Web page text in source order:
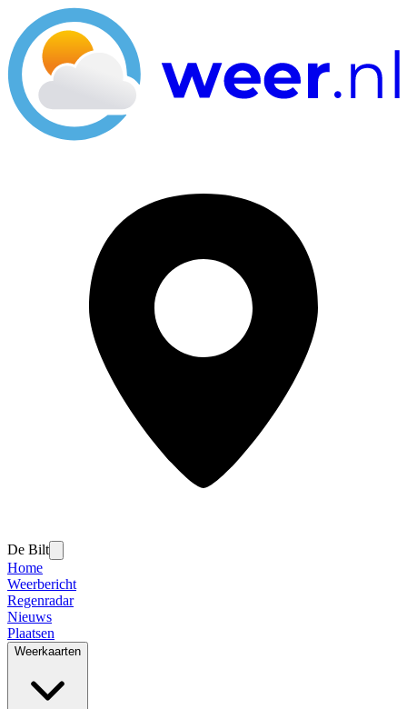
De Bilt
Home
Weerbericht
Regenradar
Nieuws
Plaatsen
Weerkaarten